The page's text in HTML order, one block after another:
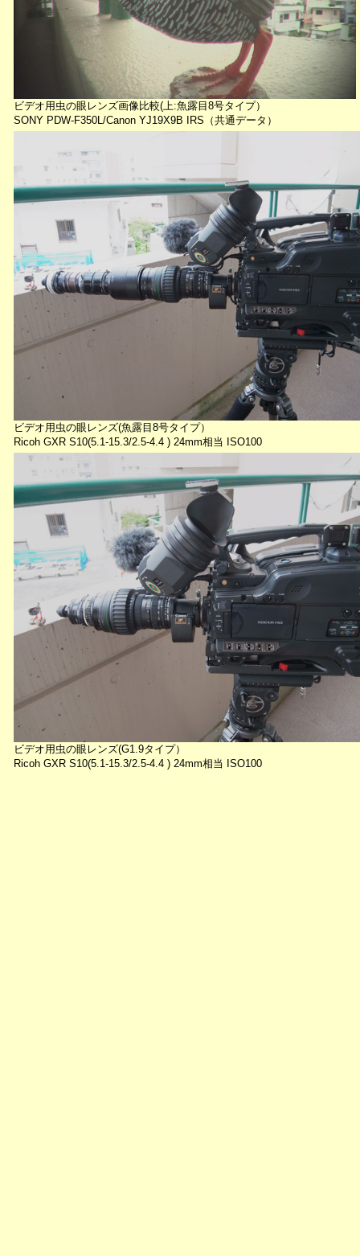
ビデオ用虫の眼レンズ画像比較(上:魚露目8号タイプ）
SONY PDW-F350L/Canon YJ19X9B IRS（共通データ）
ビデオ用虫の眼レンズ(魚露目8号タイプ）
Ricoh GXR S10(5.1-15.3/2.5-4.4 ) 24mm相当 ISO100
ビデオ用虫の眼レンズ(G1.9タイプ）
Ricoh GXR S10(5.1-15.3/2.5-4.4 ) 24mm相当 ISO100